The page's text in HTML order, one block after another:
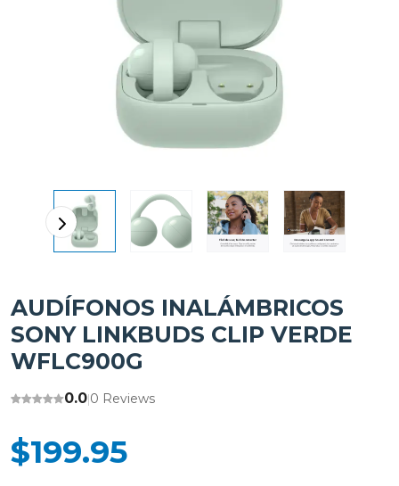
AUDÍFONOS INALÁMBRICOS
SONY LINKBUDS CLIP VERDE
WFLC900G
0.0|0 Reviews
$199.95